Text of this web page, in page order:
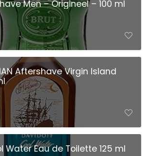
Men – Origineel – 100 ml
Aftershave Virgin Island
Water Eau de Toilette 125 ml